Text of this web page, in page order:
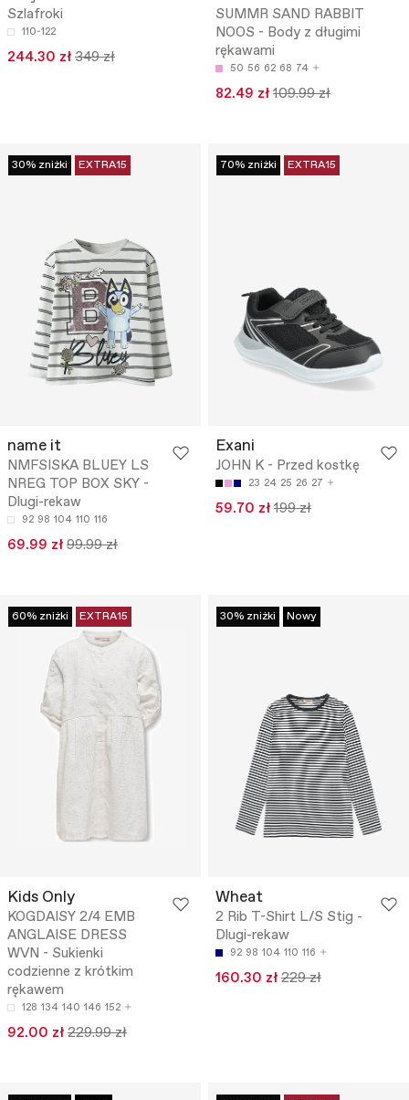
Szlafroki
110-122
244.30 zł 349 zł
SUMMR SAND RABBIT
NOOS - Body z długimi
rękawami
50 56 62 68 74
82.49 zł 109.99 zł
30% zniżki EXTRA15
name it
NMFSISKA BLUEY LS
NREG TOP BOX SKY -
Dlugi-rekaw
92 98 104 110 116
69.99 zł 99.99 zł
70% zniżki EXTRA15
Exani
JOHN K - Przed kostkę
23 24 25 26 27
59.70 zł 199 zł
60% zniżki EXTRA15
Kids Only
KOGDAISY 2/4 EMB
ANGLAISE DRESS
WVN - Sukienki
codzienne z krótkim
rękawem
128 134 140 146 152
92.00 zł 229.99 zł
30% zniżki Nowy
Wheat
2 Rib T-Shirt L/S Stig -
Dlugi-rekaw
92 98 104 110 116
160.30 zł 229 zł